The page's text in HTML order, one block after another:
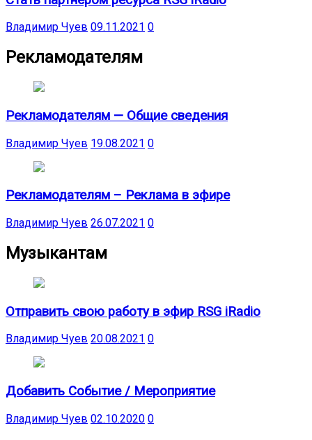
Владимир Чуев 09.11.2021 0
Рекламодателям
Рекламодателям — Общие сведения
Владимир Чуев 19.08.2021 0
Рекламодателям – Реклама в эфире
Владимир Чуев 26.07.2021 0
Музыкантам
Отправить свою работу в эфир RSG iRadio
Владимир Чуев 20.08.2021 0
Добавить Событие / Мероприятие
Владимир Чуев 02.10.2020 0